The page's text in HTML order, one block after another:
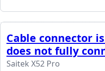
Cable connector
does not fully
Saitek X52 Pro